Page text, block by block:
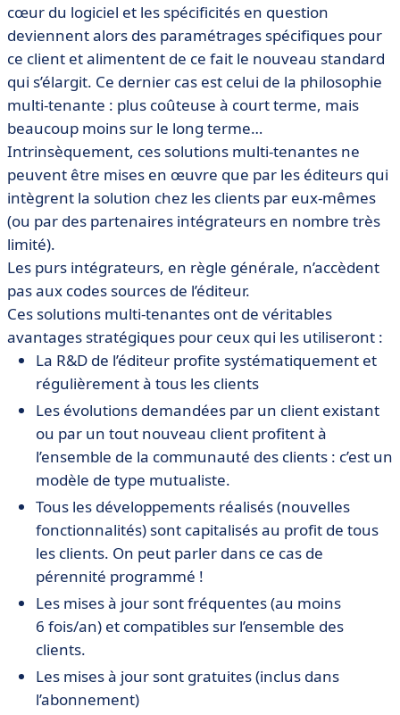
cœur du logiciel et les spécificités en question
deviennent alors des paramétrages spécifiques pour
ce client et alimentent de ce fait le nouveau standard
qui s’élargit. Ce dernier cas est celui de la philosophie
multi-tenante : plus coûteuse à court terme, mais
beaucoup moins sur le long terme…
Intrinsèquement, ces solutions multi-tenantes ne
peuvent être mises en œuvre que par les éditeurs qui
intègrent la solution chez les clients par eux-mêmes
(ou par des partenaires intégrateurs en nombre très
limité).
Les purs intégrateurs, en règle générale, n’accèdent
pas aux codes sources de l’éditeur.
Ces solutions multi-tenantes ont de véritables
avantages stratégiques pour ceux qui les utiliseront :
La R&D de l’éditeur profite systématiquement et
régulièrement à tous les clients
Les évolutions demandées par un client existant
ou par un tout nouveau client profitent à
l’ensemble de la communauté des clients : c’est un
modèle de type mutualiste.
Tous les développements réalisés (nouvelles
fonctionnalités) sont capitalisés au profit de tous
les clients. On peut parler dans ce cas de
pérennité programmé !
Les mises à jour sont fréquentes (au moins
6 fois/an) et compatibles sur l’ensemble des
clients.
Les mises à jour sont gratuites (inclus dans
l’abonnement)